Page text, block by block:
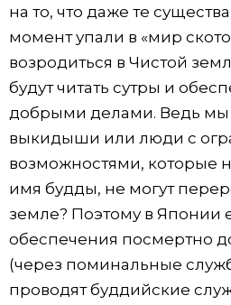
на то, что даже те
момент упали в «мир
возродиться в Чистой
будут читать сутры и
добрыми делами. Ведь мы
выкидыши или люди с
возможностями, которые
имя будды, не могут
земле? Поэтому в Японии
обеспечения посмертно
(через поминальные
проводят буддийские